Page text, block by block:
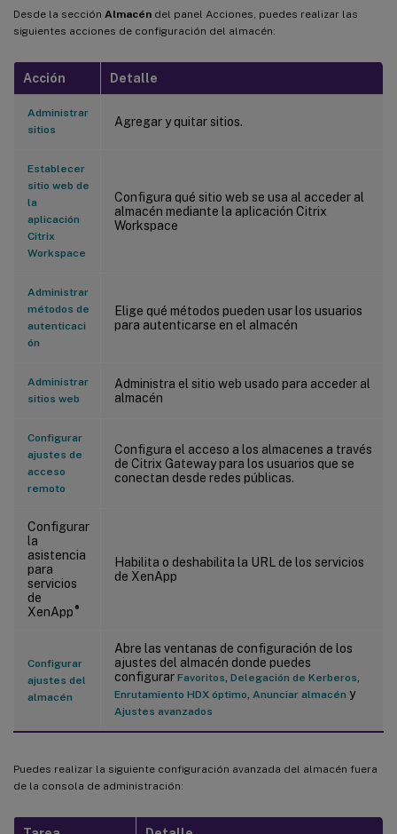
Desde la sección Almacén del panel Acciones, puedes realizar las
siguientes acciones de configuración del almacén:
Acción Detalle
Administrar
sitios
Agregar y quitar sitios.
Establecer
sitio web de
la
aplicación
Citrix
Workspace
Configura qué sitio web se usa al acceder al
almacén mediante la aplicación Citrix
Workspace
Administrar
métodos de
autenticaci
ón
Elige qué métodos pueden usar los usuarios
para autenticarse en el almacén
Administrar
sitios web
Administra el sitio web usado para acceder al
almacén
Configurar
ajustes de
acceso
remoto
Configura el acceso a los almacenes a través
de Citrix Gateway para los usuarios que se
conectan desde redes públicas.
Configurar
la
asistencia
para
servicios
de
XenApp®
Habilita o deshabilita la URL de los servicios
de XenApp
Configurar
ajustes del
almacén
Abre las ventanas de configuración de los
ajustes del almacén donde puedes
configurar Favoritos Delegación de Kerberos
Enrutamiento HDX óptimo Anunciar almacén y
Ajustes avanzados
Puedes realizar la siguiente configuración avanzada del almacén fuera
de la consola de administración: